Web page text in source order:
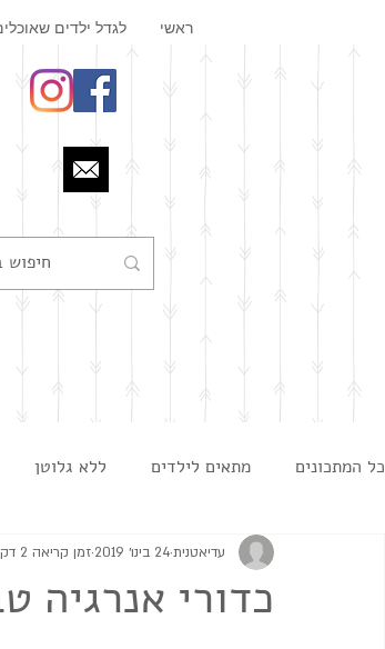
ראשי לגדל ילדים
כל המתכונים מתאים לילדים ללא גלוטן
גבינות וממרחים מרקים
כדורי אנרגיה
עדיאטנית24 בינו׳ 2019 זמן קריאה 2 דקות